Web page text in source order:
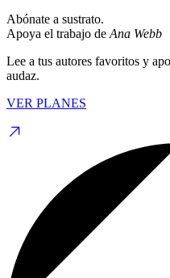
Abónate a sustrato.
Apoya el trabajo de Ana Webb
Lee a tus autores favoritos y
audaz.
VER PLANES